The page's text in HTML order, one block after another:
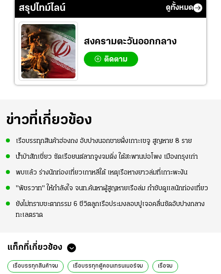
สรุปไทม์ไลน์ ดูทั้งหมด
สงครามตะวันออกกลาง
ติดตาม
ข่าวที่เกี่ยวข้อง
เรือบรรทุกสินค้าฮ่องกง อับปางนอกชายฝั่งเกาะเชจู สูญหาย 8 ราย
น้ำป่าสักเชี่ยว ซัดเรือยนต์ลากจูงจมดิ่ง ใต้สะพานบ่อโพง เมืองกรุงเก่า
พบแล้ว ร่างนักท่องเที่ยวเกาหลีใต้ เหตุเรือหางยาวล่มที่เกาะพะงัน
"พัชรวาท" ให้กำลังใจ จนท.ค้นหาผู้สูญหายเรือล่ม กำชับดูแลนักท่องเที่ยว
ยังไม่ทราบชะตากรรม 6 ชีวิตลูกเรือประมงลอบปูเจอคลื่นซัดอับปางกลาง
ทะเลตราด
แท็กที่เกี่ยวข้อง
เรือบรรทุกสินค้าจม เรือบรรทุกตู้คอนเทรนเนอร์จม เรือจม